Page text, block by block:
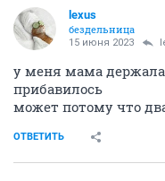
lexus
бездельница
15 июня 2023
у меня мама
прибавилось
может потому что
ОТВЕТИТЬ